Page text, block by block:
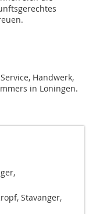
Handwerk,
in Löningen.
Stavanger,